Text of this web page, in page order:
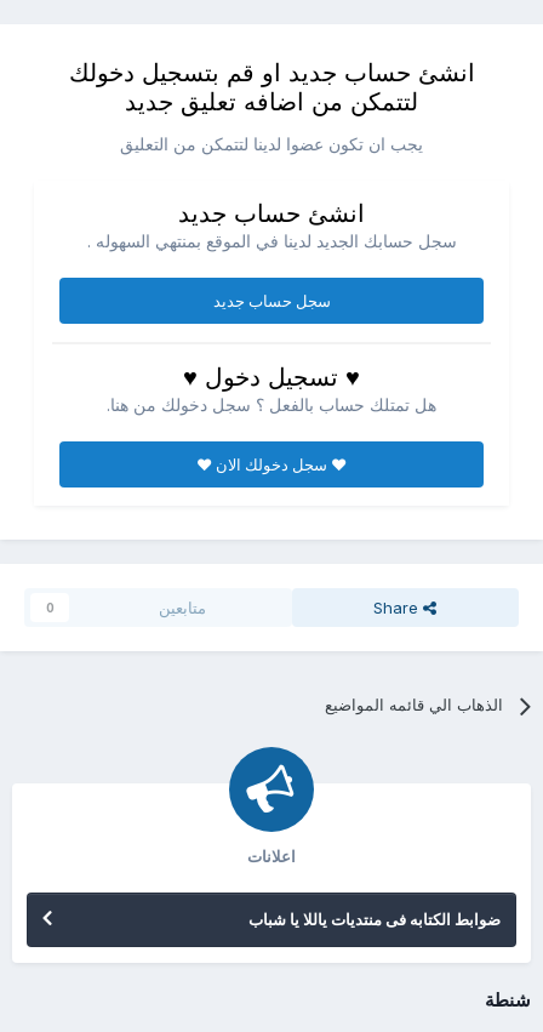
انشئ حساب جديد او قم بتسجيل دخولك
لتتمكن من اضافه تعليق جديد
يجب ان تكون عضوا لدينا لتتمكن من التعليق
انشئ حساب جديد
سجل حسابك الجديد لدينا في الموقع بمنتهي السهوله .
سجل حساب جديد
♥ تسجيل دخول ♥
هل تمتلك حساب بالفعل ؟ سجل دخولك من هنا.
♥ سجل دخولك الان ♥
Share متابعين 0
الذهاب الي قائمه المواضيع
اعلانات
ضوابط الكتابه فى منتديات ياللا يا شباب
شنطة